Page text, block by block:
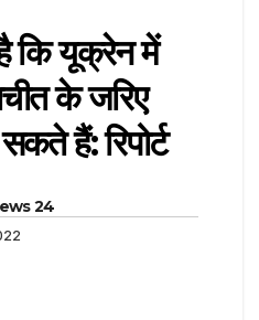
कि यूक्रेन में
के जरिए
हैं: रिपोर्ट
24